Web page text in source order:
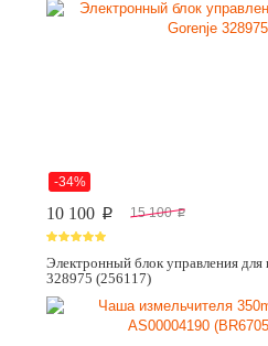
-34%
10 100 p 15 100 p
Электронный блок управления для
328975 (256117)